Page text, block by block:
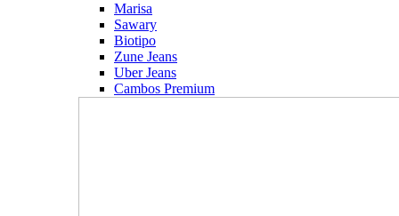
Marisa
Sawary
Biotipo
Zune Jeans
Uber Jeans
Cambos Premium